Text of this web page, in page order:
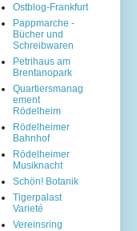
Ostblog-Frankfurt
Pappmarche -
Bücher und
Schreibwaren
Petrihaus am
Brentanopark
Quartiersmanag
ement
Rödelheim
Rödelheimer
Bahnhof
Rödelheimer
Musiknacht
Schön! Botanik
Tigerpalast
Varieté
Vereinsring